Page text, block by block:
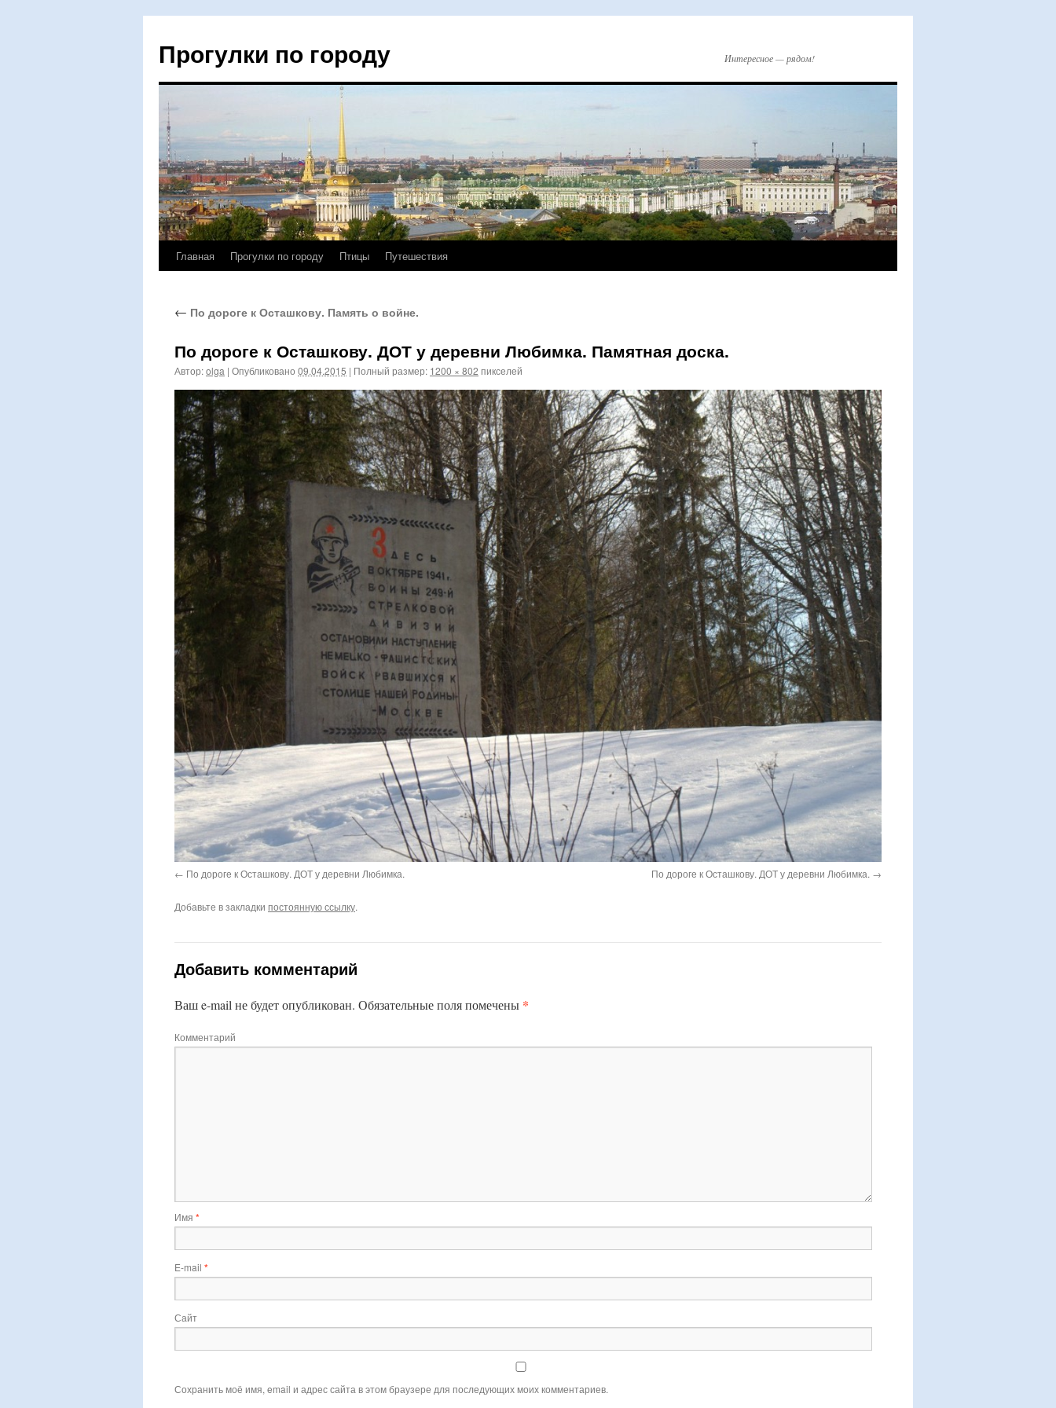
Прогулки по городу Интересное — рядом!
Перейти
содержимому
Главная Прогулки по городу Птицы Путешествия
← По дороге к Осташкову. Память о войне.
По дороге к Осташкову. ДОТ у деревни Любимка. Памятная доска.
Автор:olga | Опубликовано 09.04.2015 | Полный размер: 1200 × 802 пикселей
По дороге к Осташкову. ДОТ у деревни Любимка. По дороге к Осташкову. ДОТ у деревни Любимка.
Добавьте в закладки постоянную ссылку.
Добавить комментарий
Ваш e-mail не будет опубликован. Обязательные поля помечены *
Комментарий
Имя *
E-mail *
Сайт
Сохранить моё имя, email и адрес сайта в этом браузере для последующих моих комментариев.